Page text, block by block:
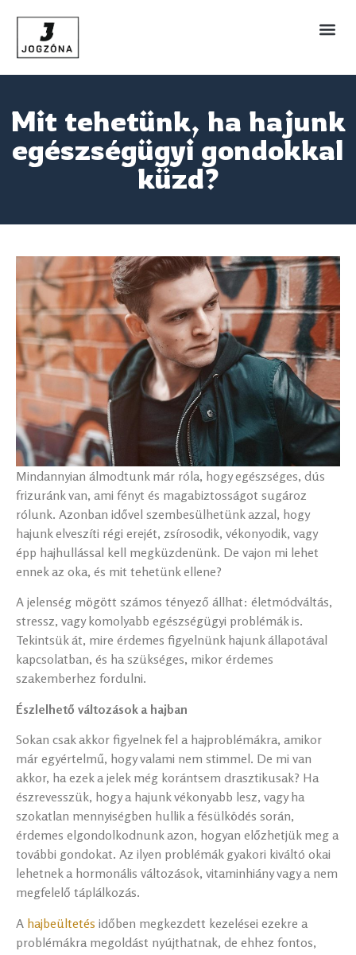
Mit tehetünk, ha hajunk
egészségügyi gondokkal
küzd?
Mindannyian álmodtunk már róla, hogy egészséges, dús
frizuránk van, ami fényt és magabiztosságot sugároz
rólunk. Azonban idővel szembesülhetünk azzal, hogy
hajunk elveszíti régi erejét, zsírosodik, vékonyodik, vagy
épp hajhullással kell megküzdenünk. De vajon mi lehet
ennek az oka, és mit tehetünk ellene?
A jelenség mögött számos tényező állhat: életmódváltás,
stressz, vagy komolyabb egészségügyi problémák is.
Tekintsük át, mire érdemes figyelnünk hajunk állapotával
kapcsolatban, és ha szükséges, mikor érdemes
szakemberhez fordulni.
Észlelhető változások a hajban
Sokan csak akkor figyelnek fel a hajproblémákra, amikor
már egyértelmű, hogy valami nem stimmel. De mi van
akkor, ha ezek a jelek még korántsem drasztikusak? Ha
észrevesszük, hogy a hajunk vékonyabb lesz, vagy ha
szokatlan mennyiségben hullik a fésülködés során,
érdemes elgondolkodnunk azon, hogyan előzhetjük meg a
további gondokat. Az ilyen problémák gyakori kiváltó okai
lehetnek a hormonális változások, vitaminhiány vagy a nem
megfelelő táplálkozás.
A hajbeültetés időben megkezdett kezelései ezekre a
problémákra megoldást nyújthatnak, de ehhez fontos,